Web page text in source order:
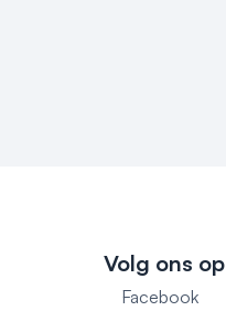
Volg ons op
Facebook